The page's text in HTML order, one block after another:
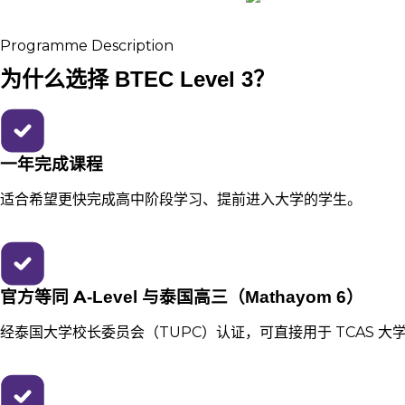
Programme Description
为什么选择 BTEC Level 3？
一年完成课程
适合希望更快完成高中阶段学习、提前进入大学的学生。
官方等同 A-Level 与泰国高三（Mathayom 6）
经泰国大学校长委员会（TUPC）认证，可直接用于 TCAS 大